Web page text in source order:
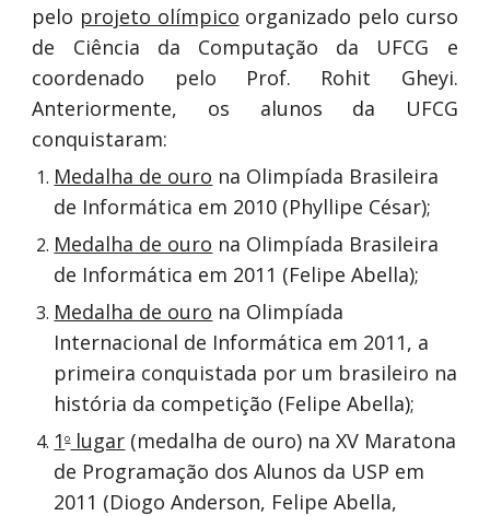
pelo projeto olímpico organizado pelo curso
de Ciência da Computação da UFCG e
coordenado pelo Prof. Rohit Gheyi.
Anteriormente, os alunos da UFCG
conquistaram:
Medalha de ouro na Olimpíada Brasileira
de Informática em 2010 (Phyllipe César);
Medalha de ouro na Olimpíada Brasileira
de Informática em 2011 (Felipe Abella);
Medalha de ouro na Olimpíada
Internacional de Informática em 2011, a
primeira conquistada por um brasileiro na
história da competição (Felipe Abella);
1olugar (medalha de ouro) na XV Maratona
de Programação dos Alunos da USP em
2011 (Diogo Anderson, Felipe Abella,